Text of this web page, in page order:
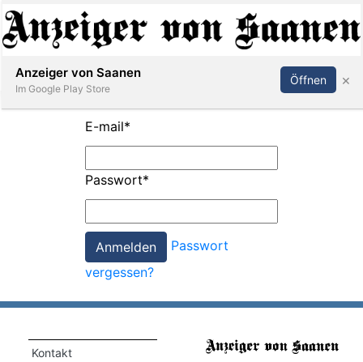
Abonnieren Anmelden
E-mail*
Passwort*
Passwort
vergessen?
Kontakt
Anzeiger von Saanen
Im Google Play Store
Öffnen ×